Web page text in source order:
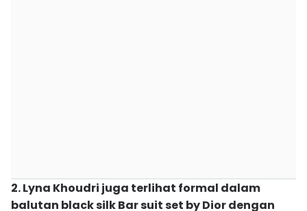
2. Lyna Khoudri juga terlihat formal dalam
balutan black silk Bar suit set by Dior dengan